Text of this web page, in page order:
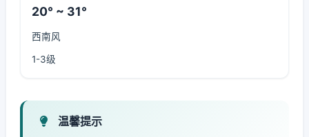
20° ~ 31°
西南风
1-3级
温馨提示